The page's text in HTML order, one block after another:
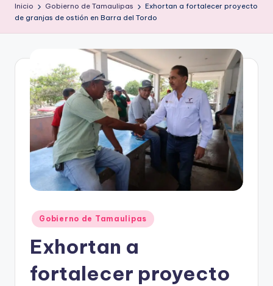
g
a
p
Inicio Gobierno de Tamaulipas
Exhortan a fortalecer proyecto
de granjas de ostión en Barra del Tordo
Publicado
en
Gobierno de Tamaulipas
Exhortan a
fortalecer proyecto